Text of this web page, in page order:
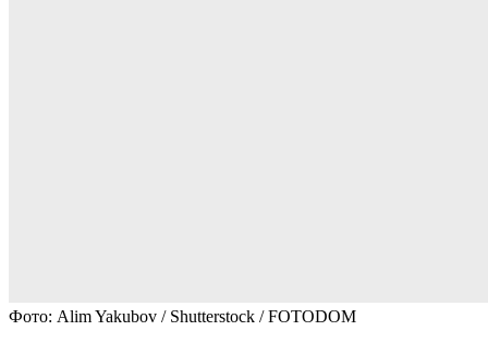
Фото: Alim Yakubov / Shutterstock / FOTODOM